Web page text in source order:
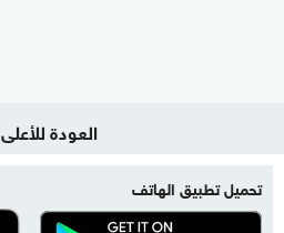
العودة للأعلى
تحميل تطبيق الهاتف